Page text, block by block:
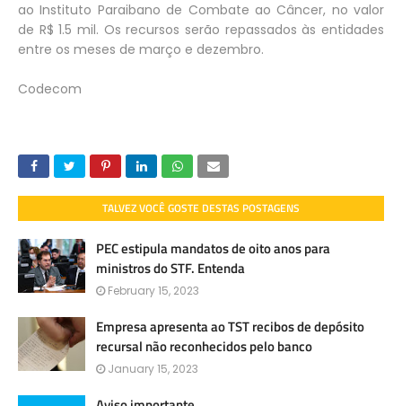
ao Instituto Paraibano de Combate ao Câncer, no valor
de R$ 1.5 mil. Os recursos serão repassados às entidades
entre os meses de março e dezembro.
Codecom
TALVEZ VOCÊ GOSTE DESTAS POSTAGENS
PEC estipula mandatos de oito anos para
ministros do STF. Entenda
February 15, 2023
Empresa apresenta ao TST recibos de depósito
recursal não reconhecidos pelo banco
January 15, 2023